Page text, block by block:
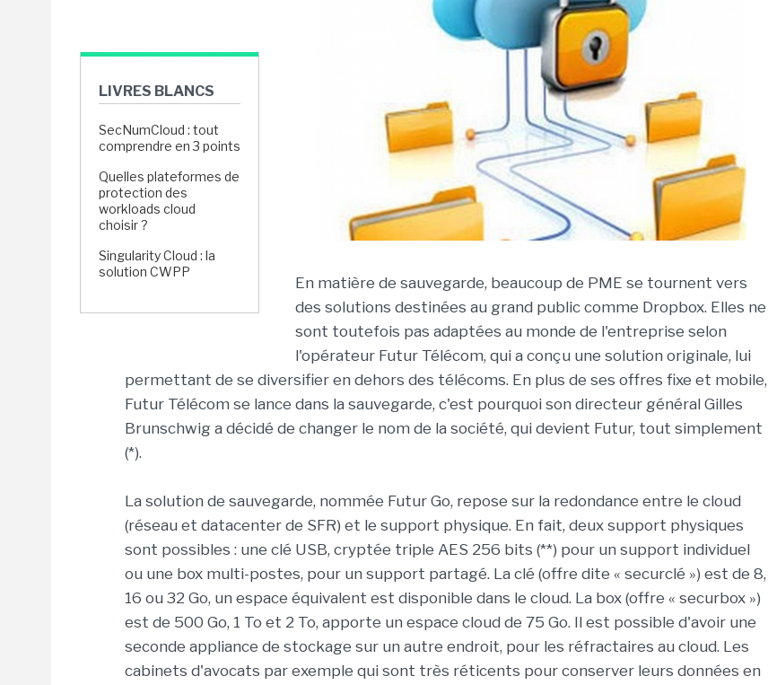
LIVRES BLANCS
SecNumCloud : tout
comprendre en 3 points
Quelles plateformes de
protection des
workloads cloud
choisir ?
Singularity Cloud : la
solution CWPP
En matière de sauvegarde, beaucoup de PME se tournent vers
des solutions destinées au grand public comme Dropbox. Elles ne
sont toutefois pas adaptées au monde de l'entreprise selon
l'opérateur Futur Télécom, qui a conçu une solution originale, lui
permettant de se diversifier en dehors des télécoms. En plus de ses offres fixe et mobile,
Futur Télécom se lance dans la sauvegarde, c'est pourquoi son directeur général Gilles
Brunschwig a décidé de changer le nom de la société, qui devient Futur, tout simplement
(*).
La solution de sauvegarde, nommée Futur Go, repose sur la redondance entre le cloud
(réseau et datacenter de SFR) et le support physique. En fait, deux support physiques
sont possibles : une clé USB, cryptée triple AES 256 bits (**) pour un support individuel
ou une box multi-postes, pour un support partagé. La clé (offre dite « securclé ») est de 8,
16 ou 32 Go, un espace équivalent est disponible dans le cloud. La box (offre « securbox »)
est de 500 Go, 1 To et 2 To, apporte un espace cloud de 75 Go. Il est possible d'avoir une
seconde appliance de stockage sur un autre endroit, pour les réfractaires au cloud. Les
cabinets d'avocats par exemple qui sont très réticents pour conserver leurs données en